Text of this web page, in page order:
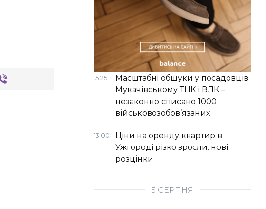
15:25
Масштабні обшуки у посадовців
Мукачівському ТЦК і ВЛК –
незаконно списано 1000
військовозобов’язаних
13:00
Ціни на оренду квартир в
Ужгороді різко зросли: нові
розцінки
5 СЕРПНЯ